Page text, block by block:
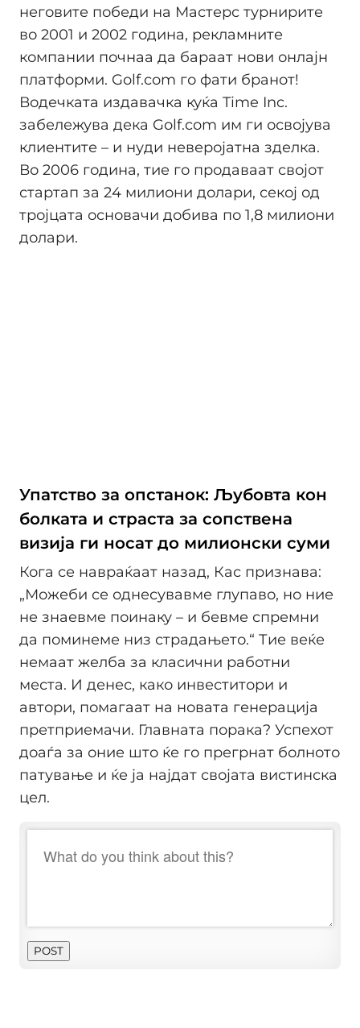
неговите победи на Мастерс турнирите
во 2001 и 2002 година, рекламните
компании почнаа да бараат нови онлајн
платформи. Golf.com го фати бранoт!
Водечката издавачка куќа Time Inc.
забележува дека Golf.com им ги освојува
клиентите – и нуди неверојатна зделка.
Во 2006 година, тие го продаваат својот
стартап за 24 милиони долари, секој од
тројцата основачи добива по 1,8 милиони
долари.
Упатство за опстанок: Љубовта кон
болката и страста за сопствена
визија ги носат до милионски суми
Кога се навраќаат назад, Кас признава:
„Можеби се однесувавме глупаво, но ние
не знаевме поинаку – и бевме спремни
да поминеме низ страдањето.“ Тие веќе
немаат желба за класични работни
места. И денес, како инвеститори и
автори, помагаат на новата генерација
претприемачи. Главната порака? Успехот
доаѓа за оние што ќе го прегрнат болното
патување и ќе ја најдат својата вистинска
цел.
POST